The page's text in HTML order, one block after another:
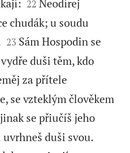
22 Neodírej
chudák; u soudu


23 Sám Hospodin se
duši těm, kdo
za přítele
se vzteklým člověkem
jinak se přiučíš jeho
duši svou.